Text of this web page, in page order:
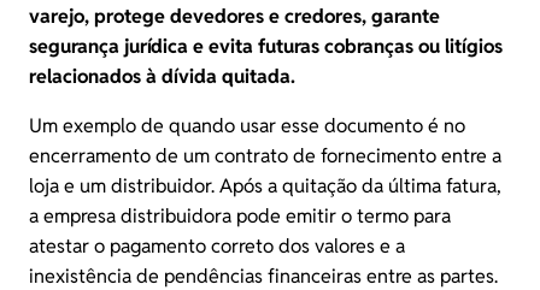
varejo, protege devedores e credores, garante
segurança jurídica e evita futuras cobranças ou litígios
relacionados à dívida quitada.
Um exemplo de quando usar esse documento é no
encerramento de um contrato de fornecimento entre a
loja e um distribuidor. Após a quitação da última fatura,
a empresa distribuidora pode emitir o termo para
atestar o pagamento correto dos valores e a
inexistência de pendências financeiras entre as partes.